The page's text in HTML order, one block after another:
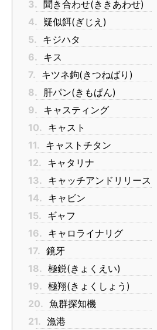
3. 聞き合わせ(ききあわせ)
4. 疑似餌(ぎじえ)
5. キジハタ
6. キス
7. キツネ鉤(きつねばり)
8. 肝パン(きもぱん)
9. キャスティング
10. キャスト
11. キャストチタン
12. キャタリナ
13. キャッチアンドリリース
14. キャビン
15. ギャフ
16. キャロライナリグ
17. 鏡牙
18. 極鋭(きょくえい)
19. 極翔(きょくしょう)
20. 魚群探知機
21. 漁港